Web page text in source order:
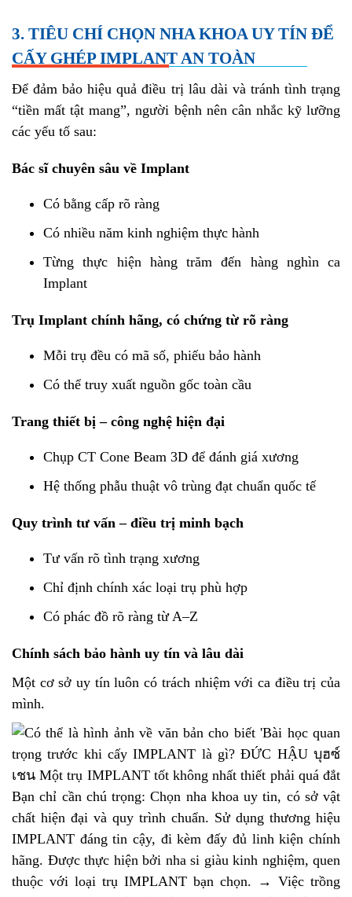
3. TIÊU CHÍ CHỌN NHA KHOA UY TÍN ĐỂ
CẤY GHÉP IMPLANT AN TOÀN
Để đảm bảo hiệu quả điều trị lâu dài và tránh tình trạng
“tiền mất tật mang”, người bệnh nên cân nhắc kỹ lưỡng
các yếu tố sau:
Bác sĩ chuyên sâu về Implant
Có bằng cấp rõ ràng
Có nhiều năm kinh nghiệm thực hành
Từng thực hiện hàng trăm đến hàng nghìn ca
Implant
Trụ Implant chính hãng, có chứng từ rõ ràng
Mỗi trụ đều có mã số, phiếu bảo hành
Có thể truy xuất nguồn gốc toàn cầu
Trang thiết bị – công nghệ hiện đại
Chụp CT Cone Beam 3D để đánh giá xương
Hệ thống phẫu thuật vô trùng đạt chuẩn quốc tế
Quy trình tư vấn – điều trị minh bạch
Tư vấn rõ tình trạng xương
Chỉ định chính xác loại trụ phù hợp
Có phác đồ rõ ràng từ A–Z
Chính sách bảo hành uy tín và lâu dài
Một cơ sở uy tín luôn có trách nhiệm với ca điều trị của
mình.